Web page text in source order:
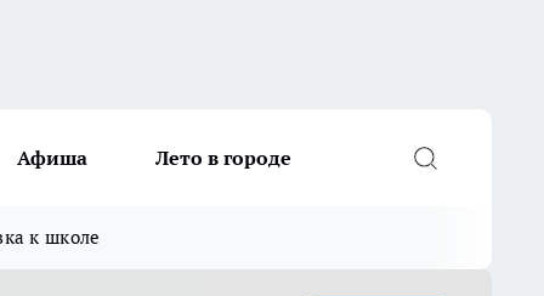
Афиша Лето в городе
к школе